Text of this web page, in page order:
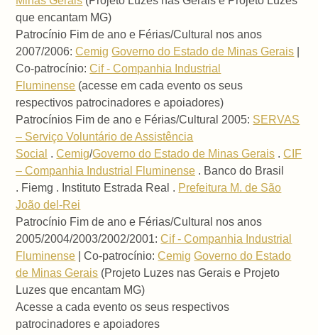
que encantam MG)
Patrocínio Fim de ano e Férias/Cultural nos anos
2007/2006:Cemig Governo do Estado de Minas Gerais
Co-patrocínio:Cif - Companhia Industrial
Fluminense (acesse em cada evento os seus
respectivos patrocinadores e apoiadores)
Patrocínios Fim de ano e Férias/Cultural 2005: SERVAS
– Serviço Voluntário de Assistência
Social .Cemig/Governo do Estado de Minas Gerais .CIF
– Companhia Industrial Fluminense . Banco do Brasil
. Fiemg . Instituto Estrada Real . Prefeitura M. de São
João del-Rei
Patrocínio Fim de ano e Férias/Cultural nos anos
2005/2004/2003/2002/2001:Cif - Companhia Industrial
Fluminense | Co-patrocínio:Cemig Governo do Estado
de Minas Gerais (Projeto Luzes nas Gerais e Projeto
Luzes que encantam MG)
Acesse a cada evento os seus respectivos
patrocinadores e apoiadores